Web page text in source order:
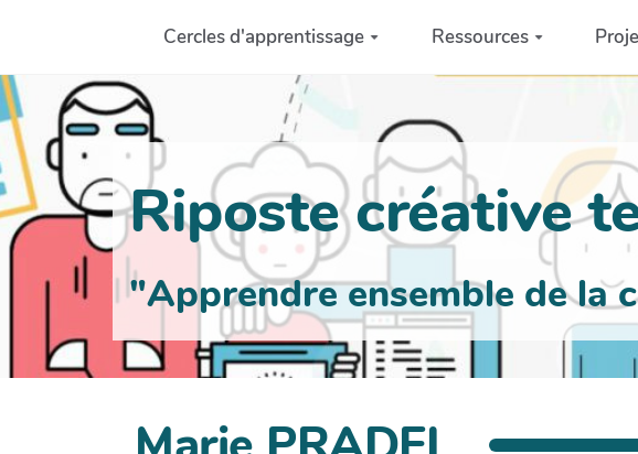
Aller au contenu principalCercles d'apprentissage Ressources
Riposte créative
"Apprendre ensemble de la